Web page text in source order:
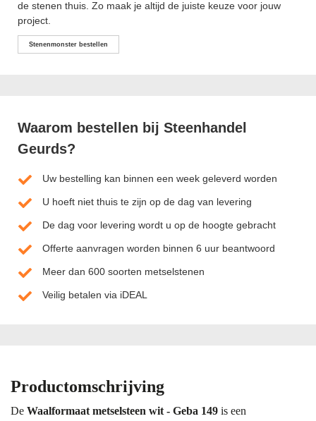
de stenen thuis. Zo maak je altijd de juiste keuze voor jouw
project.
Stenenmonster bestellen
Waarom bestellen bij Steenhandel
Geurds?
Uw bestelling kan binnen een week geleverd worden
U hoeft niet thuis te zijn op de dag van levering
De dag voor levering wordt u op de hoogte gebracht
Offerte aanvragen worden binnen 6 uur beantwoord
Meer dan 600 soorten metselstenen
Veilig betalen via iDEAL
Productomschrijving
De Waalformaat metselsteen wit - Geba 149 is een